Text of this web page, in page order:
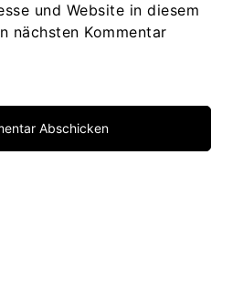
und Website in diesem
nächsten Kommentar